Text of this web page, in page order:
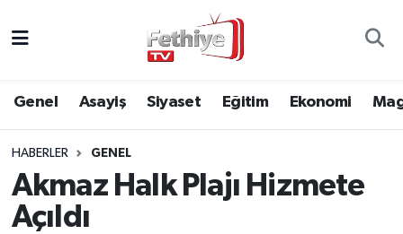
Genel Asayiş Siyaset Eğitim Ekonomi
HABERLER GENEL
Akmaz Halk Plajı Hizmete
Açıldı
Asayiş
Eğitim
Muğla Hava Durumu
Muğla Namaz Vakitleri
Muğla Trafik Yoğunluk Haritası